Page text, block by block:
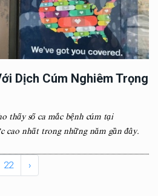
Dịch Cúm Nghiêm Trọng
thấy số ca mắc bệnh cúm tại
cao nhất trong những năm gần đây.
22 ›